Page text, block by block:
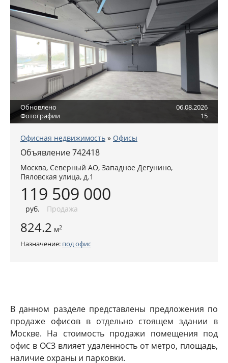
Обновлено
06.08.2026
Фотографии
15
Офисная недвижимость » Офисы
Объявление 742418
Москва, Северный АО, Западное Дегунино,
Пяловская улица, д.1
119 509 000
руб. Продажа
824.2 м2
Назначение: под офис
В данном разделе представлены предложения по
продаже офисов в отдельно стоящем здании в
Москве. На стоимость продажи помещения под
офис в ОСЗ влияет удаленность от метро, площадь,
наличие охраны и парковки.